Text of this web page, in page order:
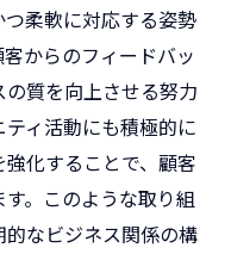
柔軟に対応する姿勢
からのフィードバッ
質を向上させる努力
ィ活動にも積極的に
化することで、顧客
。このような取り組
なビジネス関係の構